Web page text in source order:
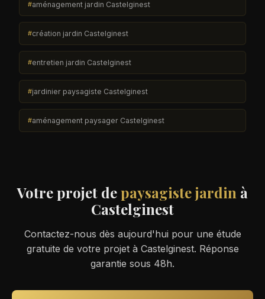
aménagement jardin Castelginest
création jardin Castelginest
entretien jardin Castelginest
jardinier paysagiste Castelginest
aménagement paysager Castelginest
Votre projet depaysagiste jardin à
Castelginest
Contactez-nous dès aujourd'hui pour une étude
gratuite de votre projet à Castelginest. Réponse
garantie sous 48h.